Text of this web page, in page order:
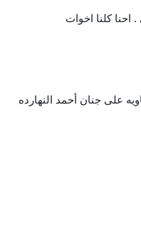
كلنا اخوات
على جنان أحمد النهارده